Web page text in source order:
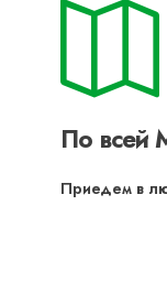
По всей
Приедем в